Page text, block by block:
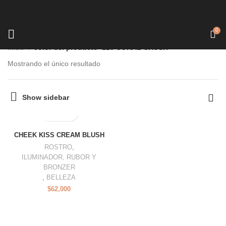
0
Mostrando el único resultado
Show sidebar
CHEEK KISS CREAM BLUSH
ROSTRO,
ILUMINADOR, RUBOR Y
BRONZER
, BELLEZA
$62,000